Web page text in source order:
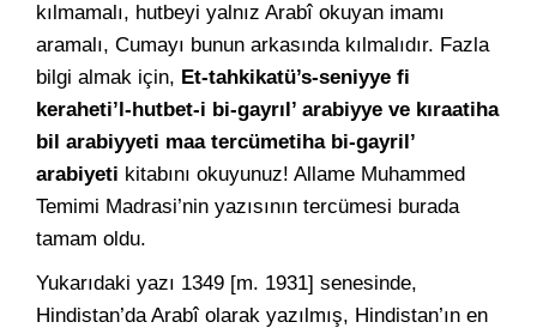
kılmamalı, hutbeyi yalnız Arabî okuyan imamı
aramalı, Cumayı bunun arkasında kılmalıdır. Fazla
bilgi almak için, Et-tahkikatü’s-seniyye fi
keraheti’l-hutbet-i bi-gayrıl’ arabiyye ve kıraatiha
bil arabiyyeti maa tercümetiha bi-gayril’
arabiyeti kitabını okuyunuz! Allame Muhammed
Temimi Madrasi’nin yazısının tercümesi burada
tamam oldu.
Yukarıdaki yazı 1349 [m. 1931] senesinde,
Hindistan’da Arabî olarak yazılmış, Hindistan’ın en